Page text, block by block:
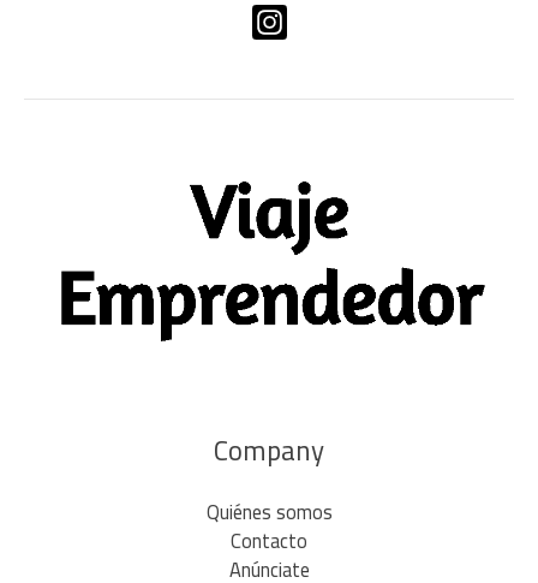
Company
Quiénes somos
Contacto
Anúnciate